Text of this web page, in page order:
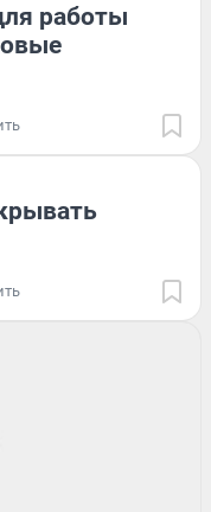
работы